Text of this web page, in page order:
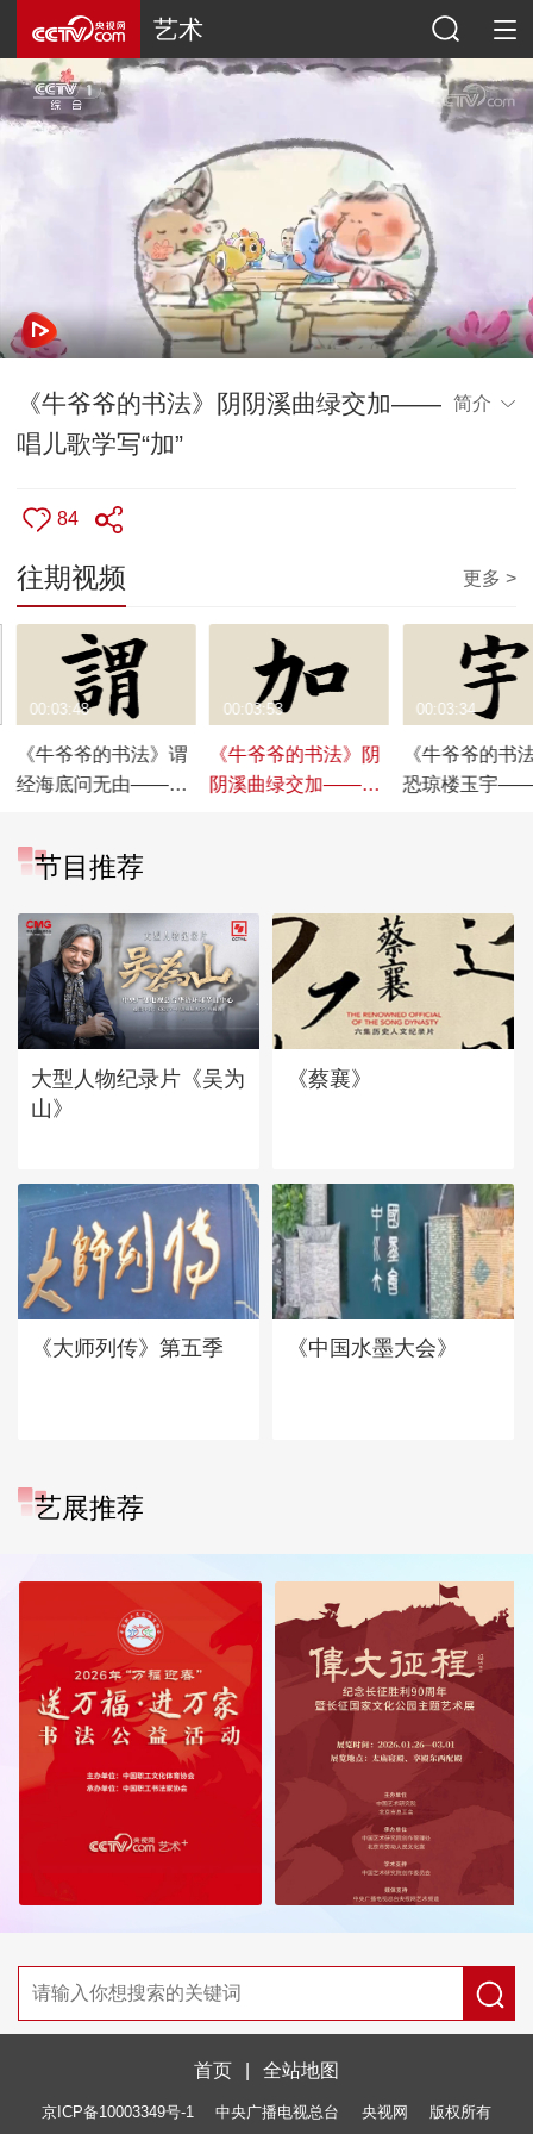
艺术
《牛爷爷的书法》阴阴溪曲绿交加——
唱儿歌学写“加”
简介
84
往期视频 更多 >
《牛爷爷的书法》谓
经海底问无由——唱
00:03:48
《牛爷爷的书法》阴
阴溪曲绿交加——唱
00:03:53
《牛爷爷的书
恐琼楼玉宇
00:03:34
节目推荐
大型人物纪录片《吴为
山》
《蔡襄》
《大师列传》第五季 《中国水墨大会》
艺展推荐
首页 全站地图
京ICP备10003349号-1 中央广播电视总台 央视网 版权所有